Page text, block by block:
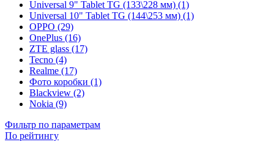
Universal 9" Tablet TG (133\228 мм) (1)
Universal 10" Tablet TG (144\253 мм) (1)
OPPO (29)
OnePlus (16)
ZTE glass (17)
Tecno (4)
Realme (17)
Фото коробки (1)
Blackview (2)
Nokia (9)
Фильтр по параметрам
По рейтингу